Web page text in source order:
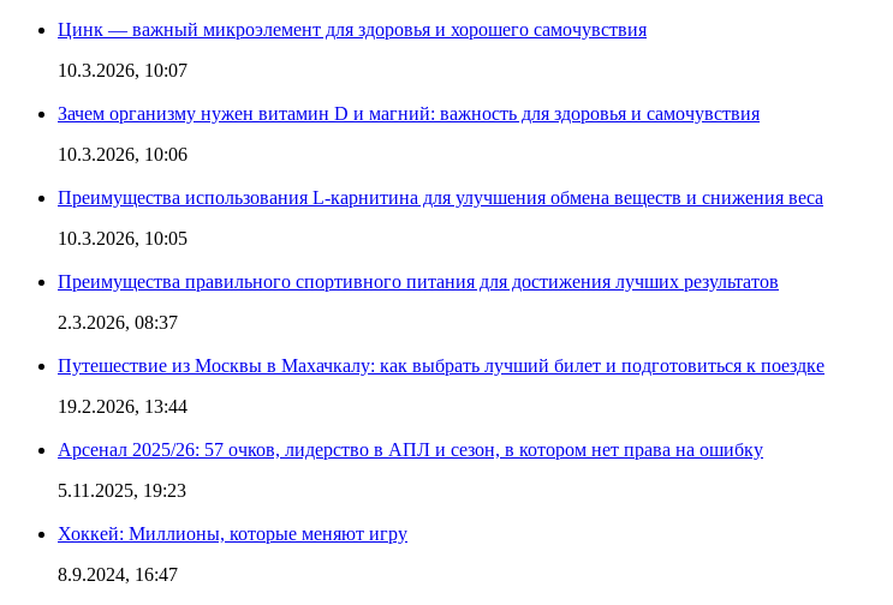
Цинк — важный микроэлемент для здоровья и хорошего самочувствия
10.3.2026, 10:07
Зачем организму нужен витамин D и магний: важность для здоровья и самочувствия
10.3.2026, 10:06
Преимущества использования L-карнитина для улучшения обмена веществ и снижения веса
10.3.2026, 10:05
Преимущества правильного спортивного питания для достижения лучших результатов
2.3.2026, 08:37
Путешествие из Москвы в Махачкалу: как выбрать лучший билет и подготовиться к поездке
19.2.2026, 13:44
Арсенал 2025/26: 57 очков, лидерство в АПЛ и сезон, в котором нет права на ошибку
5.11.2025, 19:23
Хоккей: Миллионы, которые меняют игру
8.9.2024, 16:47